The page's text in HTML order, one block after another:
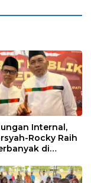
Internal,
Rocky Raih
di